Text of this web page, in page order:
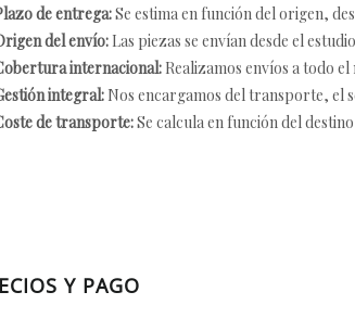
de entrega:Se estima en función del origen,
del envío: Las piezas se envían desde el
internacional: Realizamos envíos a todo
integral: Nos encargamos del transporte, el
de transporte:Se calcula en función del
Y PAGO